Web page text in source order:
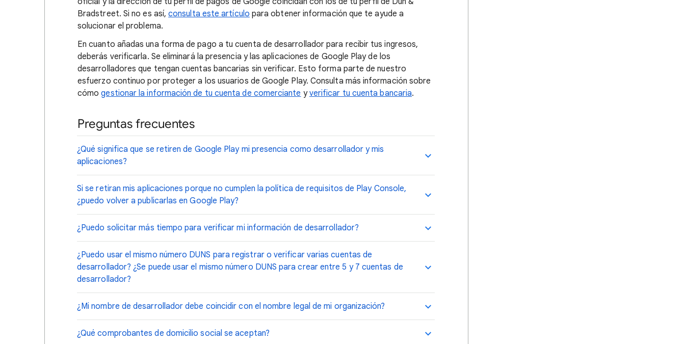
Bradstreet. Si no es así,consulta este artículo para obtener información que te ayude a
solucionar el problema.
En cuanto añadas una forma de pago a tu cuenta de desarrollador para recibir tus ingresos,
deberás verificarla. Se eliminará la presencia y las aplicaciones de Google Play de los
desarrolladores que tengan cuentas bancarias sin verificar. Esto forma parte de nuestro
esfuerzo continuo por proteger a los usuarios de Google Play. Consulta más información sobre
cómogestionar la información de tu cuenta de comerciante yverificar tu cuenta bancaria.
Preguntas frecuentes
¿Qué significa que se retiren de Google Play mi presencia como desarrollador y mis
aplicaciones?
Si se retiran mis aplicaciones porque no cumplen la política de requisitos de Play Console,
¿puedo volver a publicarlas en Google Play?
¿Puedo solicitar más tiempo para verificar mi información de desarrollador?
¿Puedo usar el mismo número DUNS para registrar o verificar varias cuentas de
desarrollador? ¿Se puede usar el mismo número DUNS para crear entre 5 y 7 cuentas de
desarrollador?
¿Mi nombre de desarrollador debe coincidir con el nombre legal de mi organización?
¿Qué comprobantes de domicilio social se aceptan?